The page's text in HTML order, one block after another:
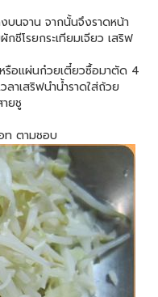
บนจาน จากนั้นจึงราดหน้า
โรยกระเทียมเจียว เสริฟ
รือแผ่นก๋วยเตี๋ยวซื้อมาตัด 4
าเสริฟนำน้ำราดใส่ถ้วย
ยชู
ท ตามชอบ